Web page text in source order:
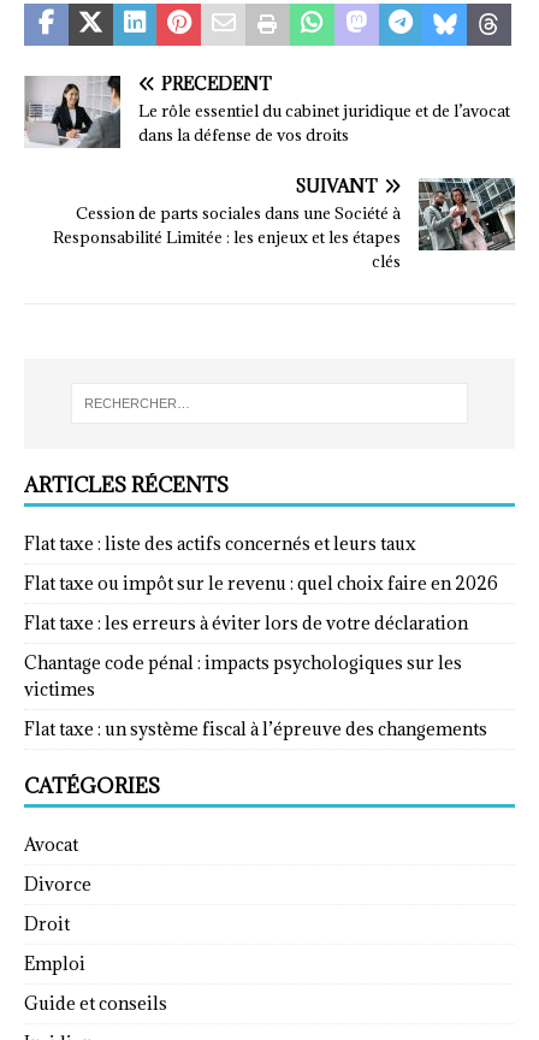
PRÉCÉDENT
Le rôle essentiel du cabinet juridique et de l’avocat
dans la défense de vos droits
SUIVANT
Cession de parts sociales dans une Société à
Responsabilité Limitée : les enjeux et les étapes
clés
ARTICLES RÉCENTS
Flat taxe : liste des actifs concernés et leurs taux
Flat taxe ou impôt sur le revenu : quel choix faire en 2026
Flat taxe : les erreurs à éviter lors de votre déclaration
Chantage code pénal : impacts psychologiques sur les
victimes
Flat taxe : un système fiscal à l’épreuve des changements
CATÉGORIES
Avocat
Divorce
Droit
Emploi
Guide et conseils